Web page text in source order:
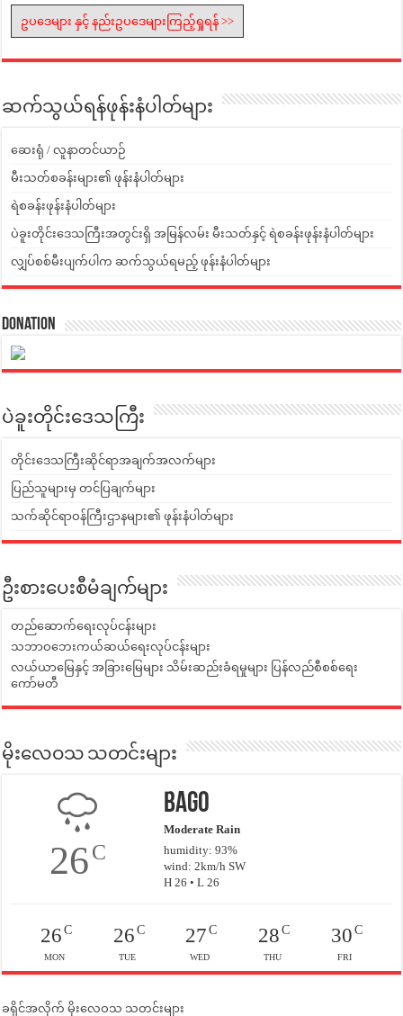
ဥပဒေများ နှင့် နည်းဥပဒေများကြည့်ရှုရန် >>
ဆက်သွယ်ရန်ဖုန်းနံပါတ်များ
ဆေးရုံ / လူနာတင်ယာဉ်
မီးသတ်စခန်းများ၏ ဖုန်းနံပါတ်များ
ရဲစခန်းဖုန်းနံပါတ်များ
ပဲခူးတိုင်းဒေသကြီးအတွင်းရှိ အမြန်လမ်း မီးသတ်နှင့် ရဲစခန်းဖုန်းနံပါတ်များ
လျှပ်စစ်မီးပျက်ပါက ဆက်သွယ်ရမည့် ဖုန်းနံပါတ်များ
Donation
ပဲခူးတိုင်းဒေသကြီး
တိုင်းဒေသကြီးဆိုင်ရာအချက်အလက်များ
ပြည်သူများမှ တင်ပြချက်များ
သက်ဆိုင်ရာဝန်ကြီးဌာနများ၏ ဖုန်းနံပါတ်များ
ဦးစားပေးစီမံချက်များ
တည်ဆောက်ရေးလုပ်ငန်းများ
သဘာဝဘေးကယ်ဆယ်ရေးလုပ်ငန်းများ
လယ်ယာမြေနှင့် အခြားမြေများ သိမ်းဆည်းခံရမှုများ ပြန်လည်စီစစ်ရေး
ကော်မတီ
မိုးလေဝသ သတင်းများ
26C
Bago
Moderate Rain
humidity: 93%
wind: 2km/h SW
H 26 • L 26
26C
MON
26C
TUE
27 C
WED
28C
THU
30C
FRI
ခရိုင်အလိုက် မိုးလေဝသ သတင်းများ